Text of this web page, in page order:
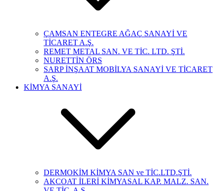
ÇAMSAN ENTEGRE AĞAÇ SANAYİ VE
TİCARET A.Ş.
REMET METAL SAN. VE TİC. LTD. ŞTİ.
NURETTİN ÖRS
SARP İNŞAAT MOBİLYA SANAYİ VE TİCARET
A.Ş.
KİMYA SANAYİ
DERMOKİM KİMYA SAN ve TİC.LTD.ŞTİ.
AKCOAT İLERİ KİMYASAL KAP. MALZ. SAN.